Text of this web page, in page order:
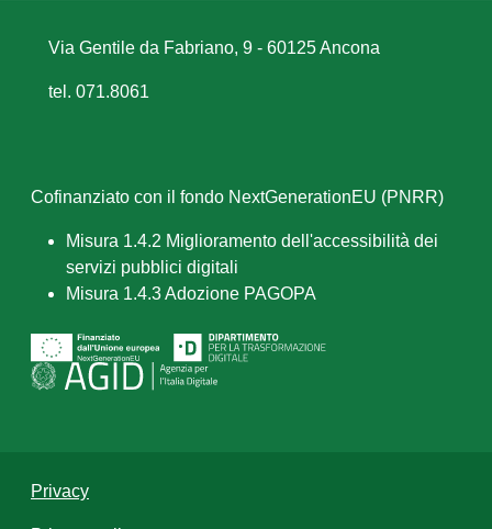
Via Gentile da Fabriano, 9 - 60125 Ancona
tel. 071.8061
Cofinanziato con il fondo NextGenerationEU (PNRR)
Misura 1.4.2 Miglioramento dell'accessibilità dei
servizi pubblici digitali
Misura 1.4.3 Adozione PAGOPA
Privacy